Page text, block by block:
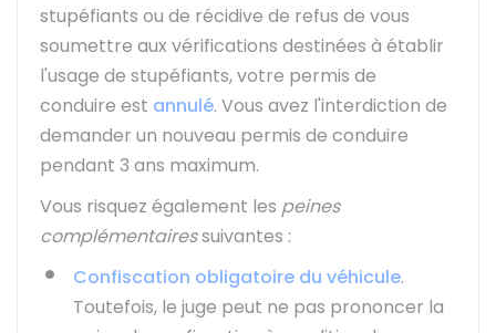
stupéfiants ou de récidive de refus de vous
soumettre aux vérifications destinées à établir
l'usage de stupéfiants, votre permis de
conduire est annulé. Vous avez l'interdiction de
demander un nouveau permis de conduire
pendant 3 ans maximum.
Vous risquez également les peines
complémentairessuivantes :
Confiscation obligatoire du véhicule.
Toutefois, le juge peut ne pas prononcer la